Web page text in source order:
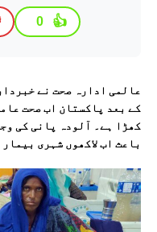
👍
0
عالمی ادارہ صحت نے
کے بعد پاکستان اب صحت
کھڑا ہے۔ آلودہ پانی کی
باعث اب لاکھوں شہری